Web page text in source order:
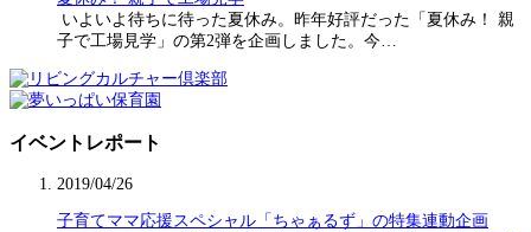
いよいよ待ちに待った夏休み。昨年好評だった「夏休み！ 親
子で工場見学」の第2弾を企画しました。今…
イベントレポート
2019/04/26
子育てママ応援スペシャル「ちゃぁるず」の特集連動企画